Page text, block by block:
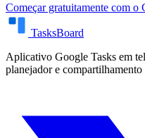
Começar gratuitamente com o
TasksBoard
Aplicativo Google Tasks em
planejador e compartilhamento